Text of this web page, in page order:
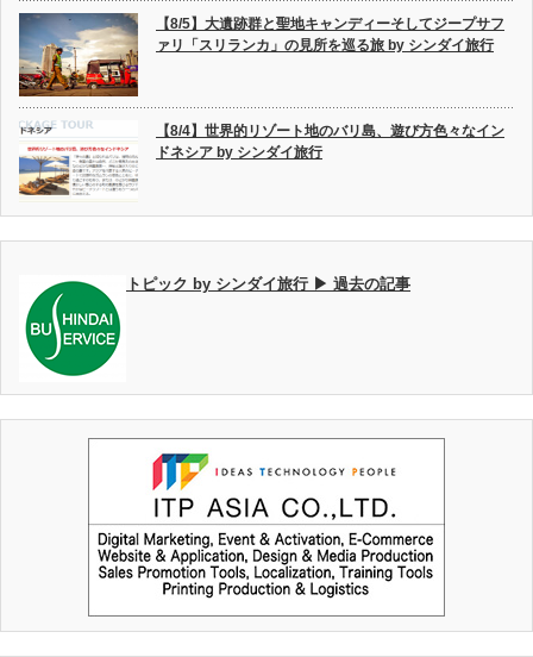
【8/5】大遺跡群と聖地キャンディーそしてジープサフ
ァリ「スリランカ」の見所を巡る旅 by シンダイ旅行
【8/4】世界的リゾート地のバリ島、遊び方色々なイン
ドネシア by シンダイ旅行
トピック by シンダイ旅行 ▶ 過去の記事